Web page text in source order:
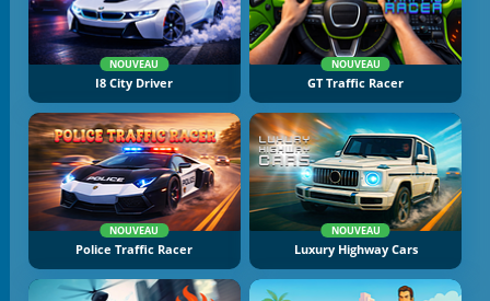
NOUVEAU
I8 City Driver
NOUVEAU
GT Traffic Racer
NOUVEAU
Police Traffic Racer
NOUVEAU
Luxury Highway Cars